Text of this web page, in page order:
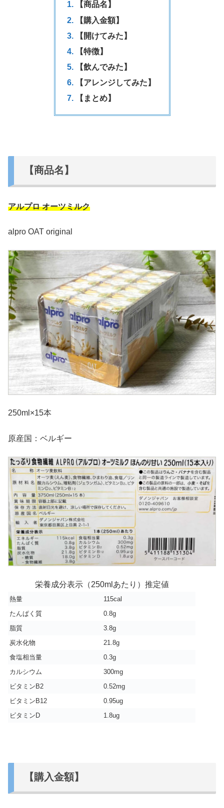
【商品名】
【購入金額】
【開けてみた】
【特徴】
【飲んでみた】
【アレンジしてみた】
【まとめ】
【商品名】
アルプロ オーツミルク
alpro OAT original
250ml×15本
原産国：ベルギー
栄養成分表示（250mlあたり）推定値
熱量
115cal
たんぱく質
0.8g
脂質
3.8g
炭水化物
21.8g
食塩相当量
0.3g
カルシウム
300mg
ビタミンB2
0.52mg
ビタミンB12
0.95ug
ビタミンD
1.8ug
【購入金額】